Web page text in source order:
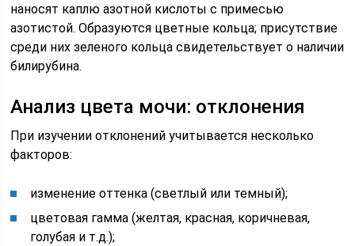
наносят каплю азотной кислоты с примесью
азотистой. Образуются цветные кольца; присутствие
среди них зеленого кольца свидетельствует о наличии
билирубина.
Анализ цвета мочи: отклонения
При изучении отклонений учитывается несколько
факторов:
изменение оттенка (светлый или темный);
цветовая гамма (желтая, красная, коричневая,
голубая и т.д.);